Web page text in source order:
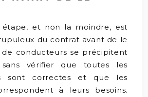
étape, et non la moindre, est
du contrat avant de le
de conducteurs se précipitent
vérifier que toutes les
sont correctes et que les
à leurs besoins.